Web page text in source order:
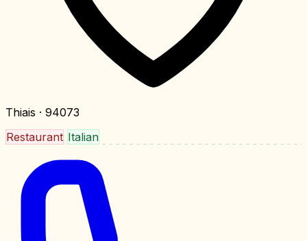
Thiais · 94073
Restaurant Italian